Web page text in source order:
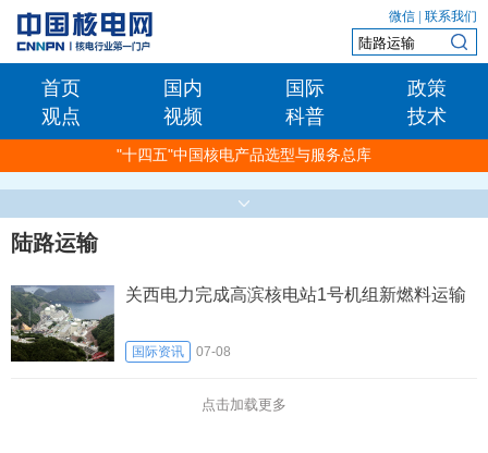
微信 联系我们
首页 国内 国际
政策
观点
视频 科普 技术
"十四五"中国核电产品选型与服务总库
陆路运输
关西电力完成高滨核电站1号机组新燃料运输
国际资讯 07-08
点击加载更多